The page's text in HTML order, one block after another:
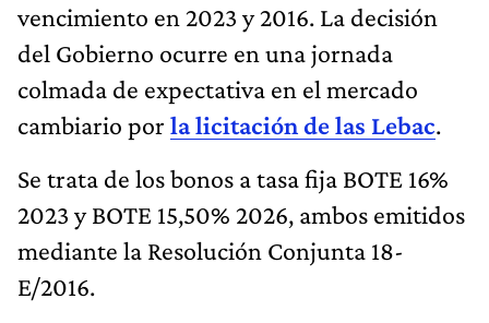
vencimiento en 2023 y 2016. La decisión
del Gobierno ocurre en una jornada
colmada de expectativa en el mercado
cambiario por la licitación de las Lebac.
Se trata de los bonos a tasa fija BOTE 16%
2023 y BOTE 15,50% 2026, ambos emitidos
mediante la Resolución Conjunta 18-
E/2016.